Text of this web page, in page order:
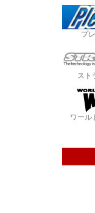
プ
スト
ワール